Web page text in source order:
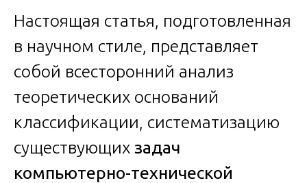
Настоящая статья, подготовленная
в научном стиле, представляет
собой всесторонний анализ
теоретических оснований
классификации, систематизацию
существующих задач
компьютерно-технической